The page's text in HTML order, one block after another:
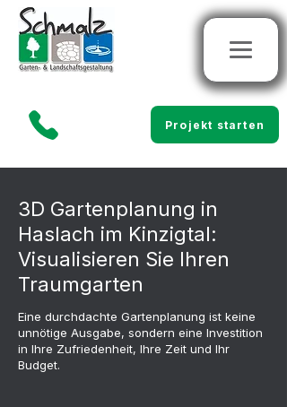
Projekt starten
3D Gartenplanung in
Haslach im Kinzigtal:
Visualisieren Sie Ihren
Traumgarten
Eine durchdachte Gartenplanung ist keine
unnötige Ausgabe, sondern eine Investition
in Ihre Zufriedenheit, Ihre Zeit und Ihr
Budget.